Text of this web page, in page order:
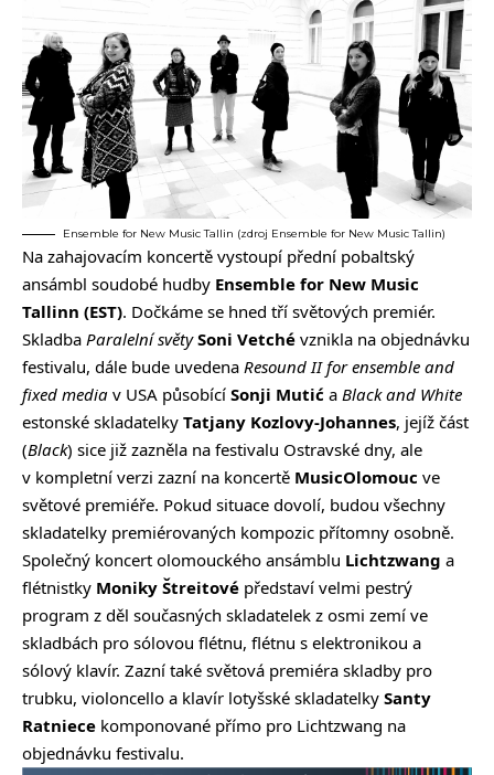
Ensemble for New Music Tallin (zdroj Ensemble for New Music Tallin)
Na zahajovacím koncertě vystoupí přední pobaltský
ansámbl soudobé hudby Ensemble for New Music
Tallinn (EST). Dočkáme se hned tří světových premiér.
Skladba Paralelní světy Soni Vetché vznikla na objednávku
festivalu, dále bude uvedena Resound II for ensemble and
fixed media v USA působící Sonji Mutić a Black and White
estonské skladatelky Tatjany Kozlovy-Johannes, jejíž část
(Black) sice již zazněla na festivalu Ostravské dny, ale
v kompletní verzi zazní na koncertě MusicOlomouc ve
světové premiéře. Pokud situace dovolí, budou všechny
skladatelky premiérovaných kompozic přítomny osobně.
Společný koncert olomouckého ansámblu Lichtzwang a
flétnistky Moniky Štreitové představí velmi pestrý
program z děl současných skladatelek z osmi zemí ve
skladbách pro sólovou flétnu, flétnu s elektronikou a
sólový klavír. Zazní také světová premiéra skladby pro
trubku, violoncello a klavír lotyšské skladatelky Santy
Ratniece komponované přímo pro Lichtzwang na
objednávku festivalu.